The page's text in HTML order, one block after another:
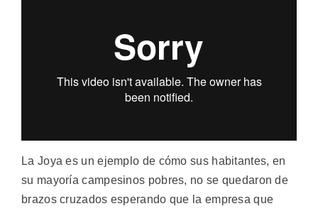
La Joya es un ejemplo de cómo sus habitantes, en
su mayoría campesinos pobres, no se quedaron de
brazos cruzados esperando que la empresa que